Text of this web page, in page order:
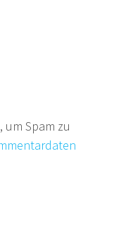
um Spam zu